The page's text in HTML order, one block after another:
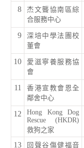
8
杰文聾協南區綜
合服務中心
9
深培中學法團校
董會
10
愛滋寧養服務協
會
11
香港宣教會恩全
鄰舍中心
12
Hong Kong Dog
Rescue (HKDR)
救狗之家
13
回聲谷傷健福音